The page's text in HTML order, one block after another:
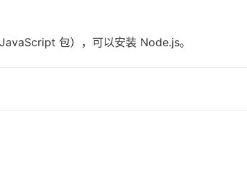
包），可以安装 Node.js。